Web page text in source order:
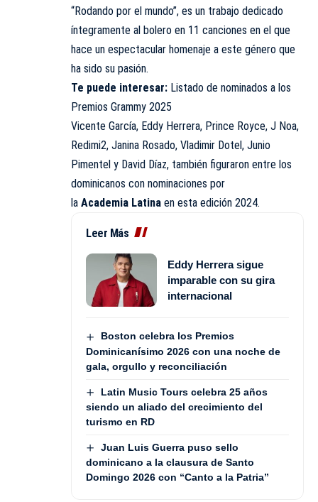
“Rodando por el mundo”, es un trabajo dedicado
íntegramente al bolero en 11 canciones en el que
hace un espectacular homenaje a este género que
ha sido su pasión.
Te puede interesar: Listado de nominados a los
Premios Grammy 2025
Vicente García, Eddy Herrera, Prince Royce, J Noa,
Redimi2, Janina Rosado, Vladimir Dotel, Junio
Pimentel y David Díaz, también figuraron entre los
dominicanos con nominaciones por
la Academia Latina en esta edición 2024.
Leer Más
Eddy Herrera sigue
imparable con su gira
internacional
Boston celebra los Premios
Dominicanísimo 2026 con una noche de
gala, orgullo y reconciliación
Latin Music Tours celebra 25 años
siendo un aliado del crecimiento del
turismo en RD
Juan Luis Guerra puso sello
dominicano a la clausura de Santo
Domingo 2026 con “Canto a la Patria”